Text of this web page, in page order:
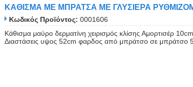
ΚΑΘΙΣΜΑ ΜΕ ΜΠΡΑΤΣΑ ΜΕ ΓΛΥΣΙΕΡΑ
Κωδικός Προϊόντος: 0001606
Κάθισμα μαύρο δερματίνη χειρισμός κλίσης Αμορτισέρ
Διαστάσεις υψος 52cm φαρδος από μπράτσο σε μπράτσο